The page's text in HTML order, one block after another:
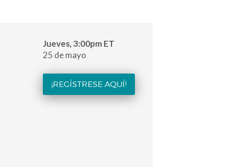
Jueves, 3:00pm ET
25 de mayo
¡REGÍSTRESE AQUÍ!